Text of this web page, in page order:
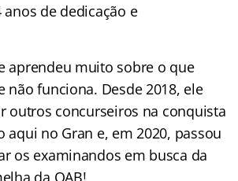
de dedicação e
aprendeu muito sobre o que
não funciona. Desde 2018, ele
outros concurseiros na conquista
aqui no Gran e, em 2020, passou
os examinandos em busca da